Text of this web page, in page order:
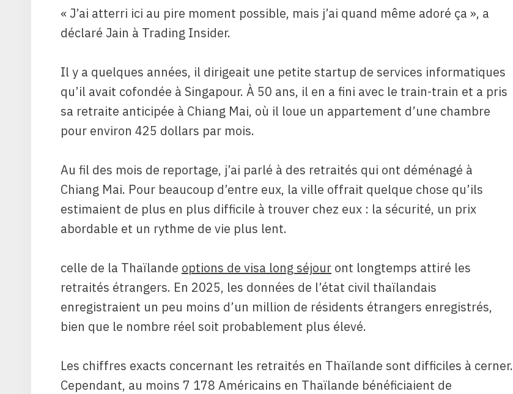
« J’ai atterri ici au pire moment possible, mais j’ai quand même adoré ça », a
déclaré Jain à Trading Insider.
Il y a quelques années, il dirigeait une petite startup de services informatiques
qu’il avait cofondée à Singapour. À 50 ans, il en a fini avec le train-train et a pris
sa retraite anticipée à Chiang Mai, où il loue un appartement d’une chambre
pour environ 425 dollars par mois.
Au fil des mois de reportage, j’ai parlé à des retraités qui ont déménagé à
Chiang Mai. Pour beaucoup d’entre eux, la ville offrait quelque chose qu’ils
estimaient de plus en plus difficile à trouver chez eux : la sécurité, un prix
abordable et un rythme de vie plus lent.
celle de la Thaïlande options de visa long séjour ont longtemps attiré les
retraités étrangers. En 2025, les données de l’état civil thaïlandais
enregistraient un peu moins d’un million de résidents étrangers enregistrés,
bien que le nombre réel soit probablement plus élevé.
Les chiffres exacts concernant les retraités en Thaïlande sont difficiles à cerner.
Cependant, au moins 7 178 Américains en Thaïlande bénéficiaient de